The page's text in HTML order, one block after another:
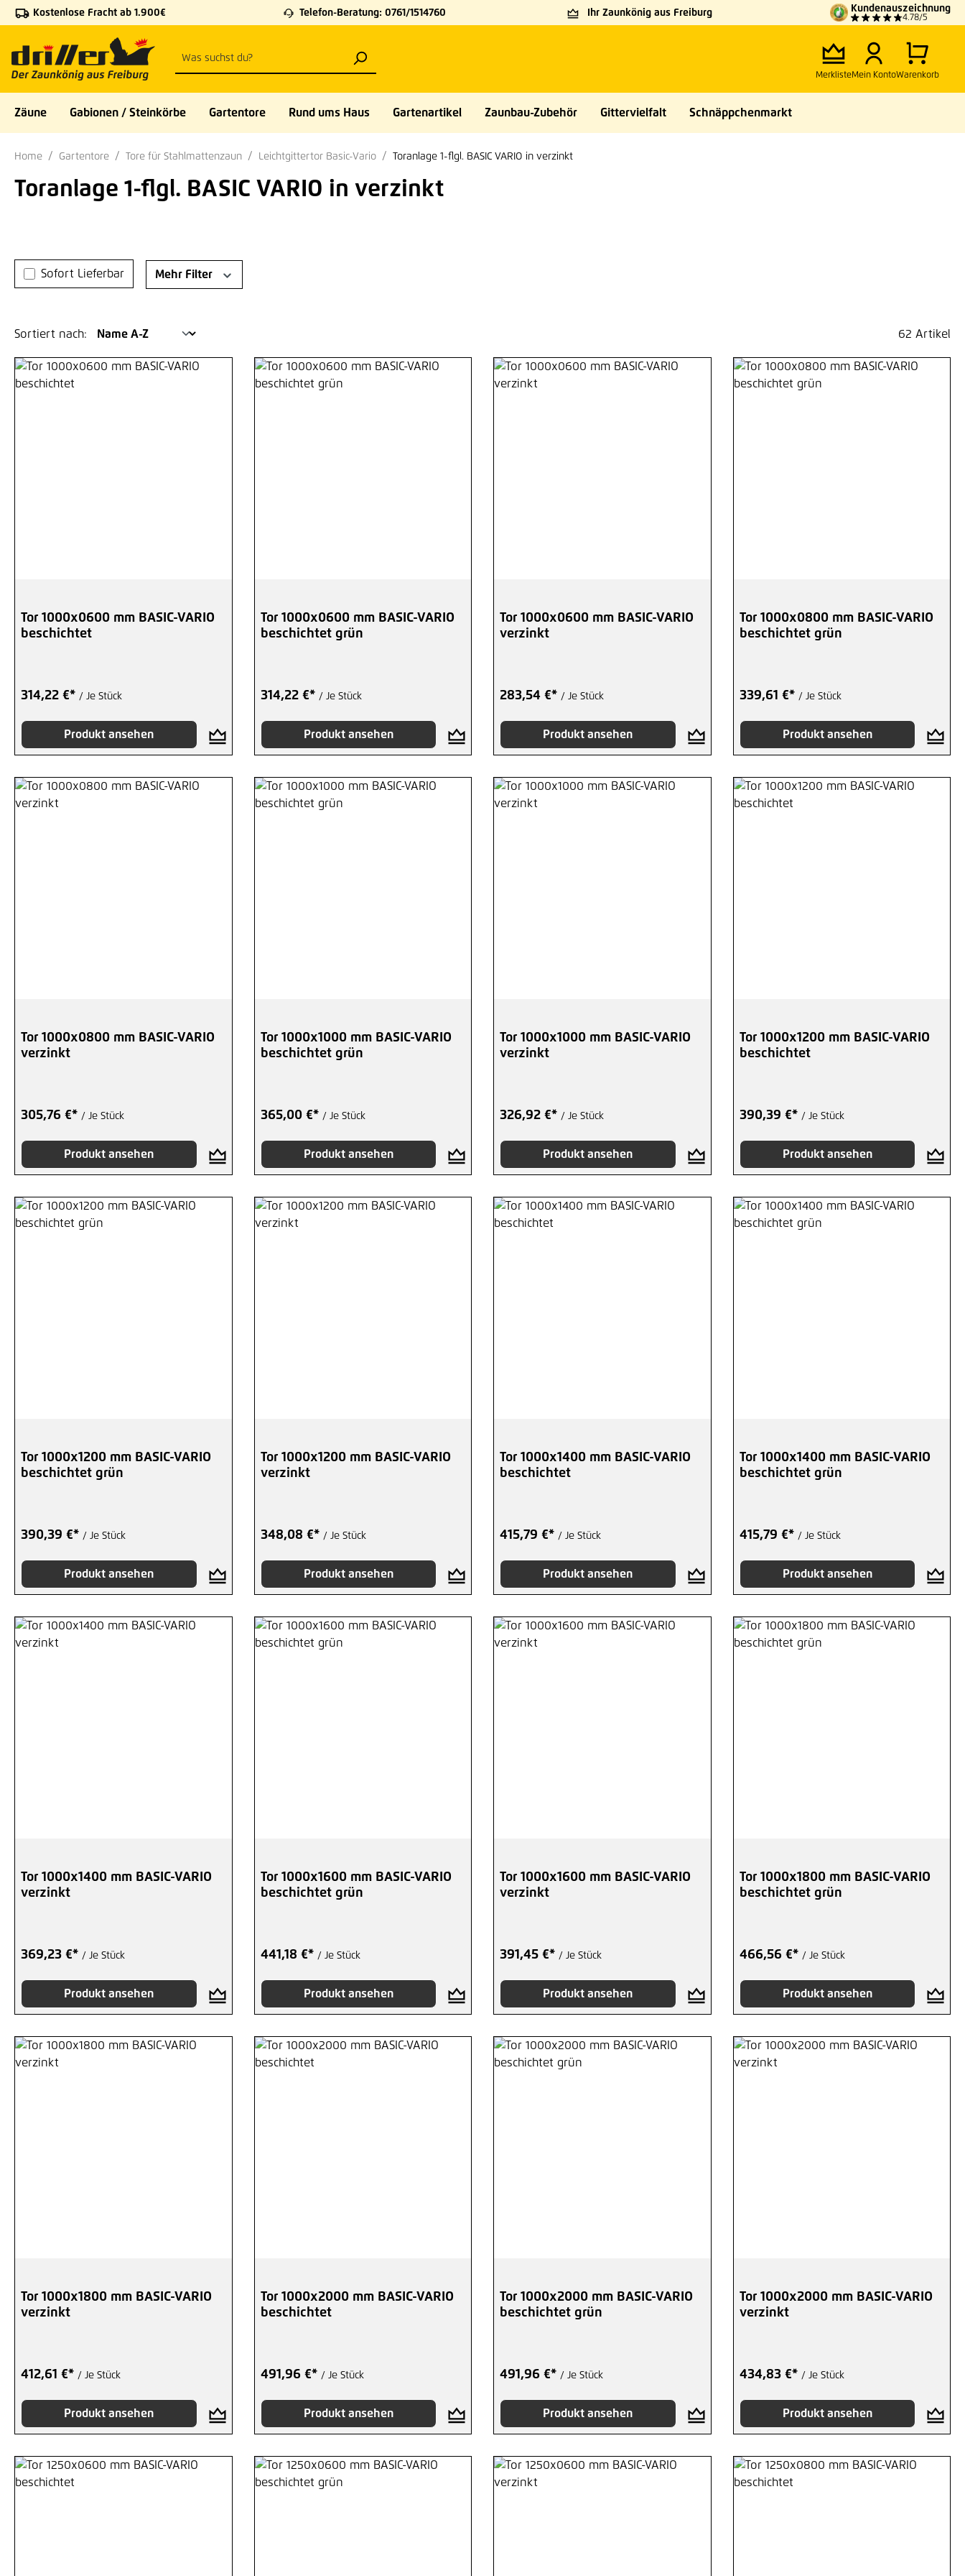
Hauptinhalt springen
Zur Suche springen
Zur Hauptnavigation springen
Kostenlose Fracht ab 1.900€ Telefon-Beratung: 0761/1514760 Ihr Zaunkönig aus Freiburg Kundenauszeichnung
4.78/5
MerklisteMein KontoWarenkorb
Zäune Gabionen / Steinkörbe Gartentore Rund ums Haus Gartenartikel Zaunbau-Zubehör Gittervielfalt Schnäppchenmarkt
Home Gartentore Tore für Stahlmattenzaun Leichtgittertor Basic-Vario Toranlage 1-flgl. BASIC VARIO in verzinkt
Toranlage 1-flgl. BASIC VARIO in verzinkt
Sofort Lieferbar Mehr Filter
Sortiert nach: 62 Artikel
Tor 1000x0600 mm BASIC-VARIO
beschichtet
314,22 €* / Je Stück
Produkt ansehen
Tor 1000x0600 mm BASIC-VARIO
beschichtet grün
314,22 €* / Je Stück
Produkt ansehen
Tor 1000x0600 mm BASIC-VARIO
verzinkt
283,54 €* / Je Stück
Produkt ansehen
Tor 1000x0800 mm BASIC-VARIO
beschichtet grün
339,61 €* / Je Stück
Produkt ansehen
Tor 1000x0800 mm BASIC-VARIO
verzinkt
305,76 €* / Je Stück
Produkt ansehen
Tor 1000x1000 mm BASIC-VARIO
beschichtet grün
365,00 €* / Je Stück
Produkt ansehen
Tor 1000x1000 mm BASIC-VARIO
verzinkt
326,92 €* / Je Stück
Produkt ansehen
Tor 1000x1200 mm BASIC-VARIO
beschichtet
390,39 €* / Je Stück
Produkt ansehen
Tor 1000x1200 mm BASIC-VARIO
beschichtet grün
390,39 €* / Je Stück
Produkt ansehen
Tor 1000x1200 mm BASIC-VARIO
verzinkt
348,08 €* / Je Stück
Produkt ansehen
Tor 1000x1400 mm BASIC-VARIO
beschichtet
415,79 €* / Je Stück
Produkt ansehen
Tor 1000x1400 mm BASIC-VARIO
beschichtet grün
415,79 €* / Je Stück
Produkt ansehen
Tor 1000x1400 mm BASIC-VARIO
verzinkt
369,23 €* / Je Stück
Produkt ansehen
Tor 1000x1600 mm BASIC-VARIO
beschichtet grün
441,18 €* / Je Stück
Produkt ansehen
Tor 1000x1600 mm BASIC-VARIO
verzinkt
391,45 €* / Je Stück
Produkt ansehen
Tor 1000x1800 mm BASIC-VARIO
beschichtet grün
466,56 €* / Je Stück
Produkt ansehen
Tor 1000x1800 mm BASIC-VARIO
verzinkt
412,61 €* / Je Stück
Produkt ansehen
Tor 1000x2000 mm BASIC-VARIO
beschichtet
491,96 €* / Je Stück
Produkt ansehen
Tor 1000x2000 mm BASIC-VARIO
beschichtet grün
491,96 €* / Je Stück
Produkt ansehen
Tor 1000x2000 mm BASIC-VARIO
verzinkt
434,83 €* / Je Stück
Produkt ansehen